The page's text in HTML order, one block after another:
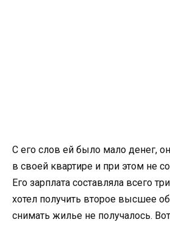
С его слов ей было мало денег,
в своей квартире и при этом не
Его зарплата составляла всего
хотел получить второе высшее
снимать жилье не получалось.